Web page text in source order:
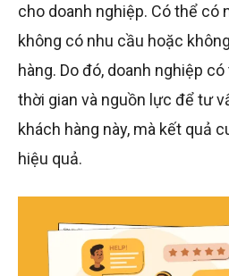
cho doanh nghiệp. Có thể có
không có nhu cầu hoặc
hàng. Do đó, doanh nghiệp
thời gian và nguồn lực để tư
khách hàng này, mà kết quả
hiệu quả.